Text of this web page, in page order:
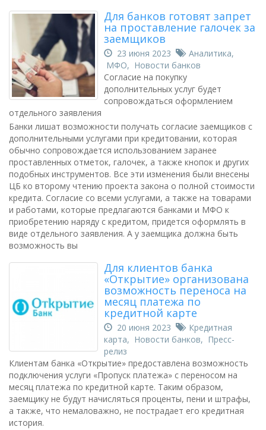
Для банков готовят запрет
на проставление галочек за
заемщиков
23 июня 2023 Аналитика,
МФО, Новости банков
Согласие на покупку
дополнительных услуг будет
сопровождаться оформлением
отдельного заявления
Банки лишат возможности получать согласие заемщиков с
дополнительными услугами при кредитовании, которая
обычно сопровождается использованием заранее
проставленных отметок, галочек, а также кнопок и других
подобных инструментов. Все эти изменения были внесены
ЦБ ко второму чтению проекта закона о полной стоимости
кредита. Согласие со всеми услугами, а также на товарами
и работами, которые предлагаются банками и МФО к
приобретению наряду с кредитом, придется оформлять в
виде отдельного заявления. А у заемщика должна быть
возможность вы
Для клиентов банка
«Открытие» организована
возможность переноса на
месяц платежа по
кредитной карте
20 июня 2023
Кредитная
карта, Новости банков, Пресс-
релиз
Клиентам банка «Открытие» предоставлена возможность
подключения услуги «Пропуск платежа» с переносом на
месяц платежа по кредитной карте. Таким образом,
заемщику не будут начисляться проценты, пени и штрафы,
а также, что немаловажно, не пострадает его кредитная
история.